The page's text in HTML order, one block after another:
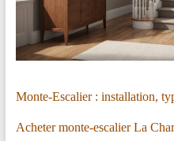
Monte-Escalier : installation,
Acheter monte-escalier La